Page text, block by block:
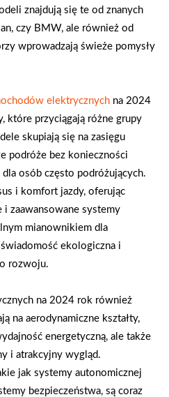
znajdują się te od znanych
czy BMW, ale również od
wprowadzają świeże pomysły
elektrycznych na 2024
które przyciągają różne grupy
skupiają się na zasięgu
podróże bez konieczności
osób często podróżujących.
i komfort jazdy, oferując
zaawansowane systemy
mianownikiem dla
ekologiczna i
rozwoju.
na 2024 rok również
na aerodynamiczne kształty,
energetyczną, ale także
i atrakcyjny wygląd.
jak systemy autonomicznej
bezpieczeństwa, są coraz